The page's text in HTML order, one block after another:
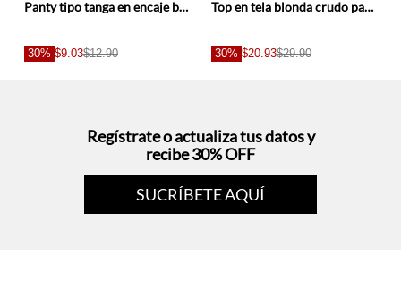
Panty tipo tanga en encaje blanco para mujer
30% $9.03$12.90
Top en tela blonda crudo para mujer
30% $20.93$29.90
Regístrate o actualiza tus datos y
recibe 30% OFF
SUCRÍBETE AQUÍ